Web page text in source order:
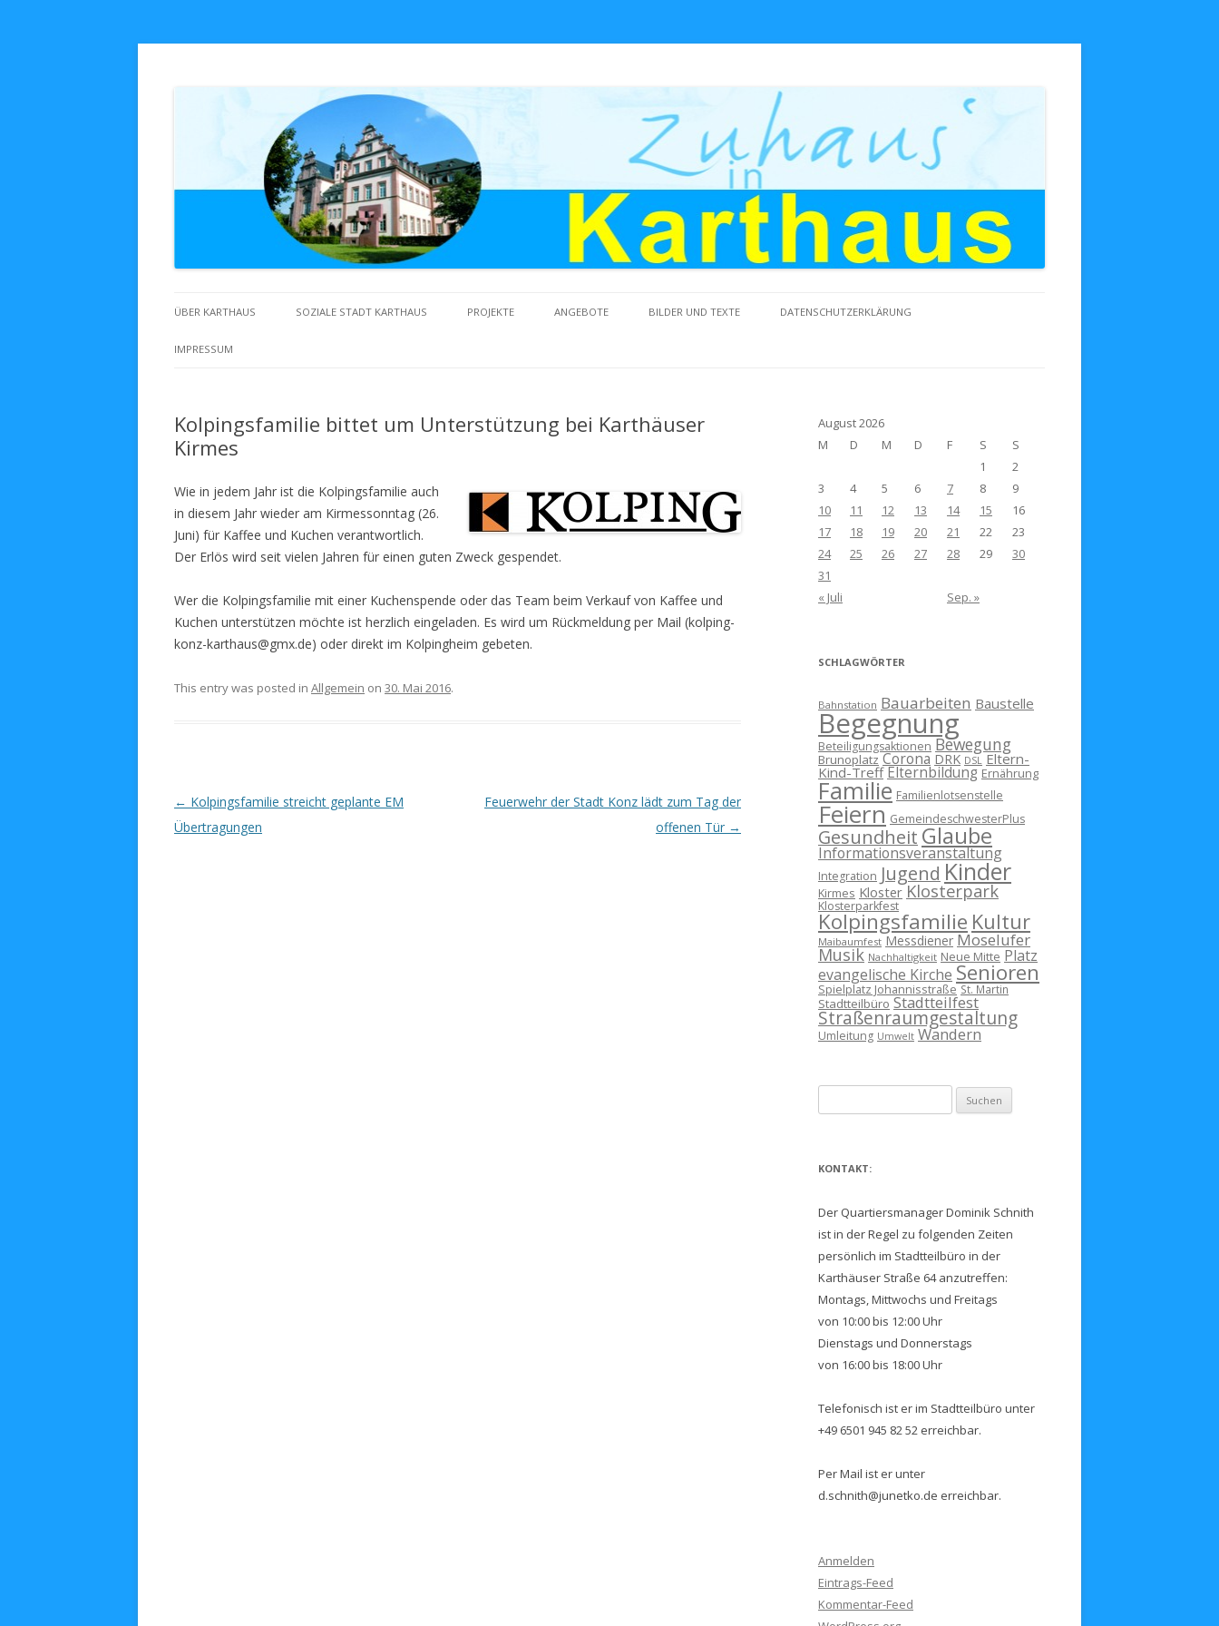
Zuhaus in Karthaus
ÜBER KARTHAUS SOZIALE STADT KARTHAUS PROJEKTE ANGEBOTE BILDER UND TEXTE DATENSCHUTZERKLÄRUNG
IMPRESSUM
Kolpingsfamilie bittet um Unterstützung bei Karthäuser
Kirmes
Wie in jedem Jahr ist die Kolpingsfamilie auch
in diesem Jahr wieder am Kirmessonntag (26.
Juni) für Kaffee und Kuchen verantwortlich.
Der Erlös wird seit vielen Jahren für einen guten Zweck gespendet.
Wer die Kolpingsfamilie mit einer Kuchenspende oder das Team beim Verkauf von Kaffee und
Kuchen unterstützen möchte ist herzlich eingeladen. Es wird um Rückmeldung per Mail (kolping-
konz-karthaus@gmx.de) oder direkt im Kolpingheim gebeten.
This entry was posted in Allgemein on 30. Mai 2016.
Post navigation
← Kolpingsfamilie streicht geplante EM
Übertragungen
Feuerwehr der Stadt Konz lädt zum Tag der
offenen Tür →
August 2026
M
D M D F S
S
1
2
3
4 5 6 7 8
9
10
11 12 13 14 15
16
17
18 19 20 21 22
23
24
25 26 27 28 29
30
31
« Juli
Sep. »
SCHLAGWÖRTER
Bahnstation Bauarbeiten Baustelle
Begegnung
Beteiligungsaktionen Bewegung
Brunoplatz Corona DRK DSL Eltern-
Kind-Treff Elternbildung Ernährung
Familie Familienlotsenstelle
Feiern GemeindeschwesterPlus
Gesundheit Glaube
Informationsveranstaltung
Integration Jugend Kinder
Kirmes Kloster Klosterpark
Klosterparkfest
Kolpingsfamilie Kultur
Maibaumfest Messdiener Moselufer
Musik Nachhaltigkeit Neue Mitte Platz
evangelische Kirche Senioren
Spielplatz Johannisstraße St. Martin
Stadtteilbüro Stadtteilfest
Straßenraumgestaltung
Umleitung Umwelt Wandern
nach:
KONTAKT:
Der Quartiersmanager Dominik Schnith
ist in der Regel zu folgenden Zeiten
persönlich im Stadtteilbüro in der
Karthäuser Straße 64 anzutreffen:
Montags, Mittwochs und Freitags
von 10:00 bis 12:00 Uhr
Dienstags und Donnerstags
von 16:00 bis 18:00 Uhr
Telefonisch ist er im Stadtteilbüro unter
+49 6501 945 82 52 erreichbar.
Per Mail ist er unter
d.schnith@junetko.de erreichbar.
Anmelden
Eintrags-Feed
Kommentar-Feed